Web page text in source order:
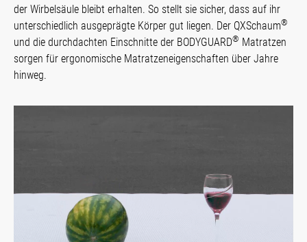
der Wirbelsäule bleibt erhalten. So stellt sie sicher, dass auf ihr
unterschiedlich ausgeprägte Körper gut liegen. Der QXSchaum®
und die durchdachten Einschnitte der BODYGUARD® Matratzen
sorgen für ergonomische Matratzeneigenschaften über Jahre
hinweg.